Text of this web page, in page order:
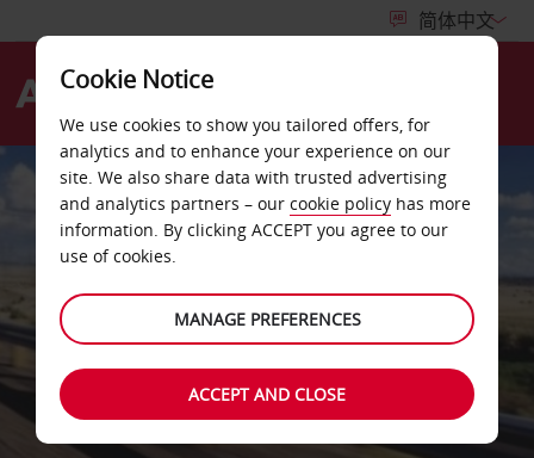
Cookie Notice
We use cookies to show you tailored offers, for
analytics and to enhance your experience on our
site. We also share data with trusted advertising
and analytics partners – our cookie policy has more
information. By clicking ACCEPT you agree to our
use of cookies.
MANAGE PREFERENCES
ACCEPT AND CLOSE